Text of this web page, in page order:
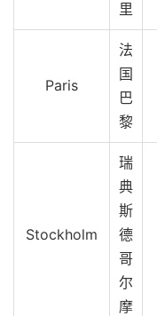
里
Paris
法
国
巴
黎
Stockholm
瑞
典
斯
德
哥
尔
摩